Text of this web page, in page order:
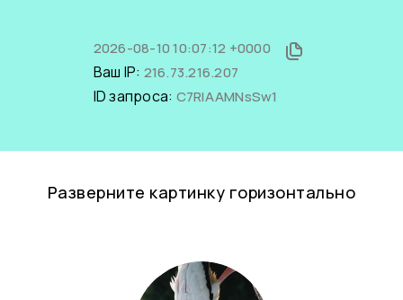
2026-08-10 10:07:12 +0000
Ваш IP: 216.73.216.207
ID запроса: C7RlAAMNsSw1
Разверните картинку горизонтально